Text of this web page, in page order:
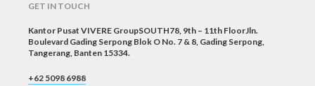
GET IN TOUCH
Kantor Pusat VIVERE GroupSOUTH78, 9th – 11th FloorJln.
Boulevard Gading Serpong Blok O No. 7 & 8, Gading Serpong,
Tangerang, Banten 15334.
+62 5098 6988